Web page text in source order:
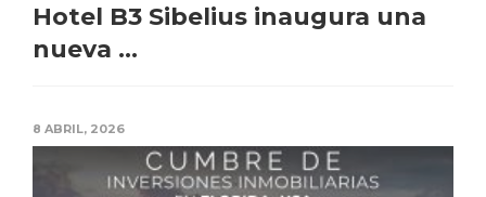
Hotel B3 Sibelius inaugura una
nueva ...
8 ABRIL, 2026